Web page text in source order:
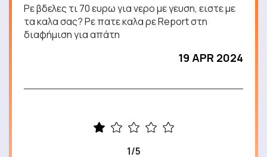
Ρε βδελες τι 70 ευρω για νερο με γευση, ειστε με
τα καλα σας? Ρε πατε καλα ρε Report στη
διαφήμιση για απάτη
19 APR 2024
1/5